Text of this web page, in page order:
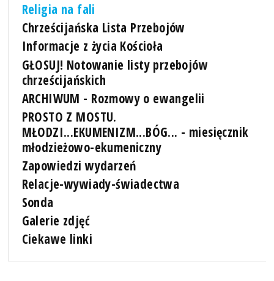
Religia na fali
Chrześcijańska Lista Przebojów
Informacje z życia Kościoła
GŁOSUJ! Notowanie listy przebojów
chrześcijańskich
ARCHIWUM - Rozmowy o ewangelii
PROSTO Z MOSTU.
MŁODZI...EKUMENIZM...BÓG... - miesięcznik
młodzieżowo-ekumeniczny
Zapowiedzi wydarzeń
Relacje-wywiady-świadectwa
Sonda
Galerie zdjęć
Ciekawe linki